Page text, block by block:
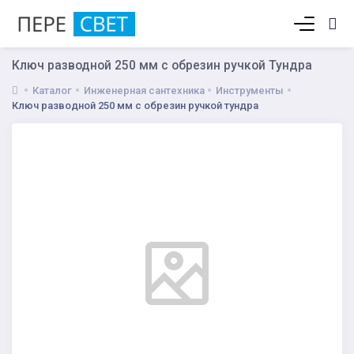
Ключ разводной 250 мм с обрезин ручкой Тундра
Каталог Инженерная сантехника
Инструменты
Ключ разводной 250 мм с обрезин ручкой тундра